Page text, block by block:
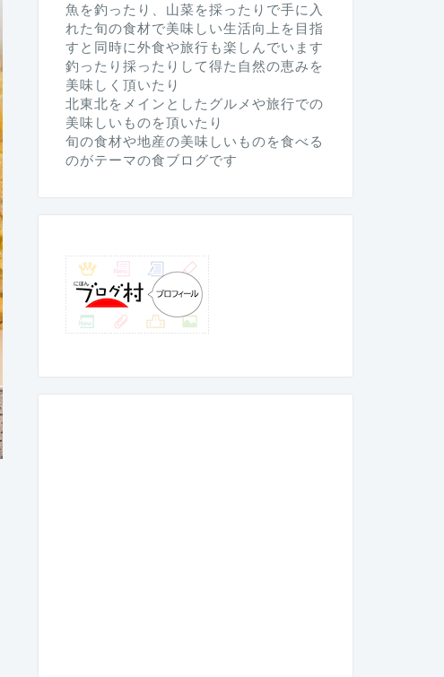
魚を釣ったり、山菜を採ったりで手に入
れた旬の食材で美味しい生活向上を目指
すと同時に外食や旅行も楽しんでいます
釣ったり採ったりして得た自然の恵みを
美味しく頂いたり
北東北をメインとしたグルメや旅行での
美味しいものを頂いたり
旬の食材や地産の美味しいものを食べる
のがテーマの食ブログです